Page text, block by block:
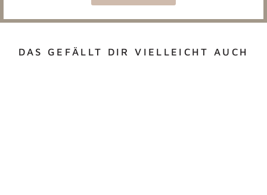
DAS GEFÄLLT DIR VIELLEICHT AUCH